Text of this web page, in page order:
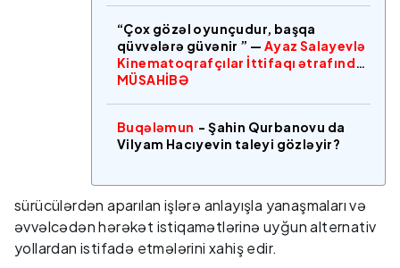
“Çox gözəl oyunçudur, başqa
qüvvələrə güvənir ” — Ayaz Salayevlə
Kinematoqrafçılar İttifaqı ətrafında
MÜSAHİBƏ
Buqələmun - Şahin Qurbanovu da
Vilyam Hacıyevin taleyi gözləyir?
sürücülərdən aparılan işlərə anlayışla yanaşmaları və
əvvəlcədən hərəkət istiqamətlərinə uyğun alternativ
yollardan istifadə etmələrini xahiş edir.